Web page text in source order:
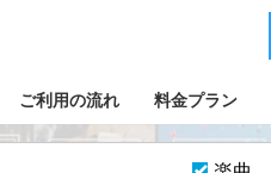
ご利用の流れ 料金プラン